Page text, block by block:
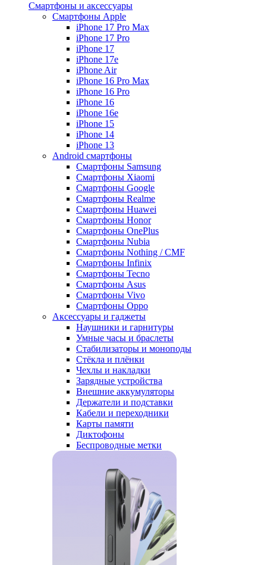
Смартфоны и аксессуары
Смартфоны Apple
iPhone 17 Pro Max
iPhone 17 Pro
iPhone 17
iPhone 17e
iPhone Air
iPhone 16 Pro Max
iPhone 16 Pro
iPhone 16
iPhone 16e
iPhone 15
iPhone 14
iPhone 13
Android cмартфоны
Смартфоны Samsung
Смартфоны Xiaomi
Смартфоны Google
Смартфоны Realme
Смартфоны Huawei
Смартфоны Honor
Смартфоны OnePlus
Смартфоны Nubia
Смартфоны Nothing / CMF
Смартфоны Infinix
Смартфоны Tecno
Смартфоны Asus
Смартфоны Vivo
Смартфоны Oppo
Аксессуары и гаджеты
Наушники и гарнитуры
Умные часы и браслеты
Стабилизаторы и моноподы
Стёкла и плёнки
Чехлы и накладки
Зарядные устройства
Внешние аккумуляторы
Держатели и подставки
Кабели и переходники
Карты памяти
Диктофоны
Беспроводные метки